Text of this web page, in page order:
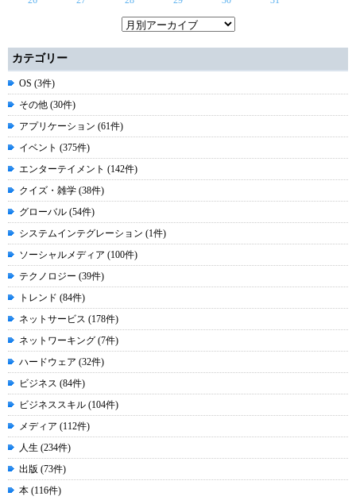
カテゴリー
OS (3件)
その他 (30件)
アプリケーション (61件)
イベント (375件)
エンターテイメント (142件)
クイズ・雑学 (38件)
グローバル (54件)
システムインテグレーション (1件)
ソーシャルメディア (100件)
テクノロジー (39件)
トレンド (84件)
ネットサービス (178件)
ネットワーキング (7件)
ハードウェア (32件)
ビジネス (84件)
ビジネススキル (104件)
メディア (112件)
人生 (234件)
出版 (73件)
本 (116件)